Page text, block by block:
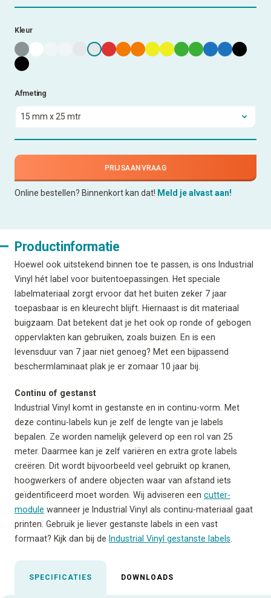
Kleur
Afmeting
PRIJSAANVRAAG
Online bestellen? Binnenkort kan dat! Meld je alvast aan!
Productinformatie
Hoewel ook uitstekend binnen toe te passen, is ons Industrial
Vinyl hét label voor buitentoepassingen. Het speciale
labelmateriaal zorgt ervoor dat het buiten zeker 7 jaar
toepasbaar is en kleurecht blijft. Hiernaast is dit materiaal
buigzaam. Dat betekent dat je het ook op ronde of gebogen
oppervlakten kan gebruiken, zoals buizen. En is een
levensduur van 7 jaar niet genoeg? Met een bijpassend
beschermlaminaat plak je er zomaar 10 jaar bij.
Continu of gestanst
Industrial Vinyl komt in gestanste en in continu-vorm. Met
deze continu-labels kun je zelf de lengte van je labels
bepalen. Ze worden namelijk geleverd op een rol van 25
meter. Daarmee kan je zelf variëren en extra grote labels
creëren. Dit wordt bijvoorbeeld veel gebruikt op kranen,
hoogwerkers of andere objecten waar van afstand iets
geïdentificeerd moet worden. Wij adviseren een cutter-
module wanneer je Industrial Vinyl als continu-materiaal gaat
printen. Gebruik je liever gestanste labels in een vast
formaat? Kijk dan bij de Industrial Vinyl gestanste labels
SPECIFICATIES DOWNLOADS